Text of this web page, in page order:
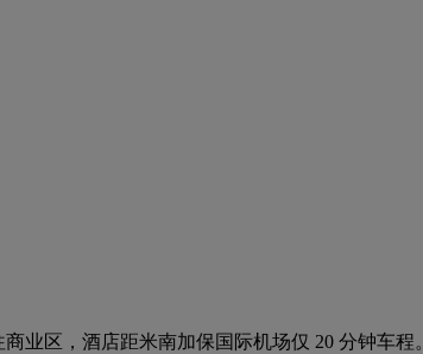
业区，酒店距米南加保国际机场仅 20 分钟车